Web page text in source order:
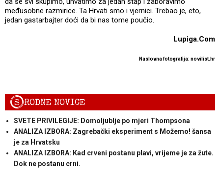
međusobne razmirice. Ta Hrvati smo i vjernici. Trebao je, eto,
jedan gastarbajter doći da bi nas tome poučio.
Lupiga.Com
Naslovna fotografija: novilist.hr
SRODNE NOVICE
SVETE PRIVILEGIJE: Domoljublje po mjeri Thompsona
ANALIZA IZBORA: Zagrebački eksperiment s Možemo! šansa
je za Hrvatsku
ANALIZA IZBORA: Kad crveni postanu plavi, vrijeme je za žute.
Dok ne postanu crni.